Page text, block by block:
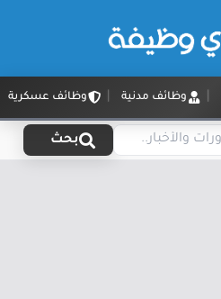
وظائف مدنية وظائف عسكرية
بحث